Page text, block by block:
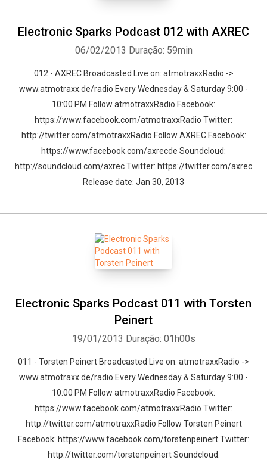
Electronic Sparks Podcast 012 with AXREC
06/02/2013 Duração: 59min
012 - AXREC Broadcasted Live on: atmotraxxRadio ->
www.atmotraxx.de/radio Every Wednesday & Saturday 9:00 -
10:00 PM Follow atmotraxxRadio Facebook:
https://www.facebook.com/atmotraxxRadio Twitter:
http://twitter.com/atmotraxxRadio Follow AXREC Facebook:
https://www.facebook.com/axrecde Soundcloud:
http://soundcloud.com/axrec Twitter: https://twitter.com/axrec
Release date: Jan 30, 2013
Electronic Sparks Podcast 011 with Torsten
Peinert
19/01/2013 Duração: 01h00s
011 - Torsten Peinert Broadcasted Live on: atmotraxxRadio ->
www.atmotraxx.de/radio Every Wednesday & Saturday 9:00 -
10:00 PM Follow atmotraxxRadio Facebook:
https://www.facebook.com/atmotraxxRadio Twitter:
http://twitter.com/atmotraxxRadio Follow Torsten Peinert
Facebook: https://www.facebook.com/torstenpeinert Twitter:
http://twitter.com/torstenpeinert Soundcloud:
Facebook